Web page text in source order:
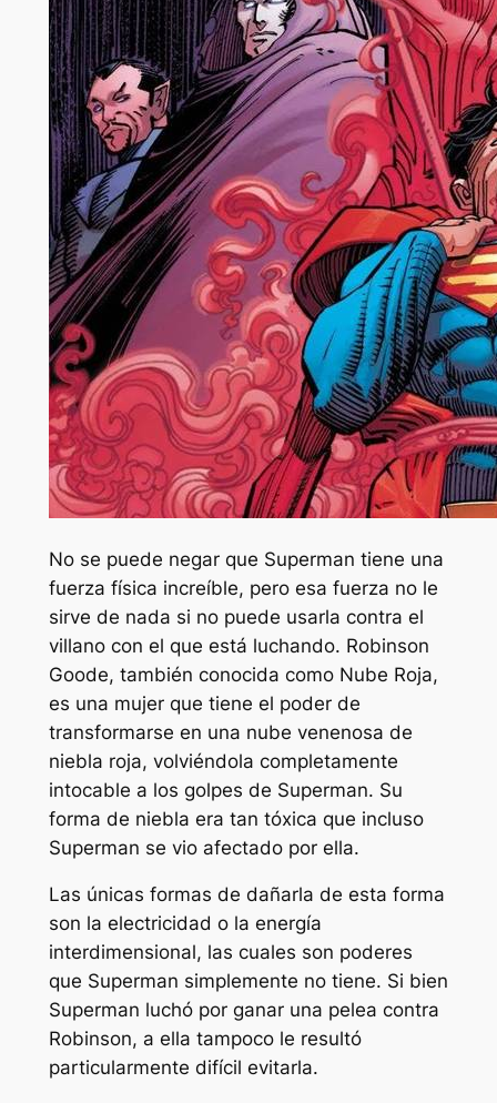
No se puede negar que Superman tiene una
fuerza física increíble, pero esa fuerza no le
sirve de nada si no puede usarla contra el
villano con el que está luchando. Robinson
Goode, también conocida como Nube Roja,
es una mujer que tiene el poder de
transformarse en una nube venenosa de
niebla roja, volviéndola completamente
intocable a los golpes de Superman. Su
forma de niebla era tan tóxica que incluso
Superman se vio afectado por ella.
Las únicas formas de dañarla de esta forma
son la electricidad o la energía
interdimensional, las cuales son poderes
que Superman simplemente no tiene. Si bien
Superman luchó por ganar una pelea contra
Robinson, a ella tampoco le resultó
particularmente difícil evitarla.